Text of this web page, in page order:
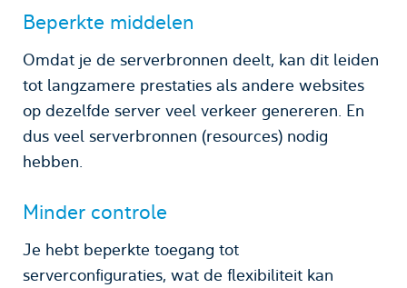
Beperkte middelen
Omdat je de serverbronnen deelt, kan dit leiden
tot langzamere prestaties als andere websites
op dezelfde server veel verkeer genereren. En
dus veel serverbronnen (resources) nodig
hebben.
Minder controle
Je hebt beperkte toegang tot
serverconfiguraties, wat de flexibiliteit kan